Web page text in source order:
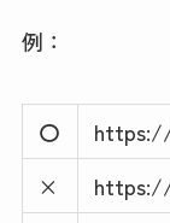
例：
〇
https://
×